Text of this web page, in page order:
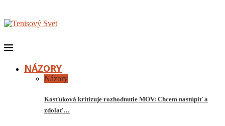
NÁZORY
Názory
Kosťuková kritizuje rozhodnutie MOV: Chcem nastúpiť a
zdolať…